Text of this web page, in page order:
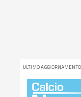
ULTIMO